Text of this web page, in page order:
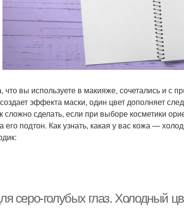
вы используете в макияже, сочетались и с
эффекта маски, один цвет дополняет
сложно сделать, если при выборе косметики
его подтон. Как узнать, какая у вас кожа —
серо-голубых глаз. Холодный